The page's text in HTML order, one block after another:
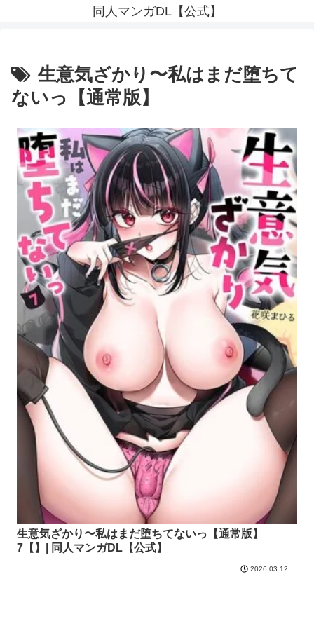
同人マンガDL【公式】
生意気ざかり〜私はまだ堕ちて
ないっ【通常版】
生意気ざかり〜私はまだ堕ちてないっ【通常版】
7【】| 同人マンガDL【公式】
2026.03.12